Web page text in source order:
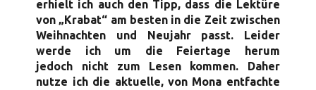
erhielt ich auch den Tipp, dass die Lektüre
von „Krabat“ am besten in die Zeit zwischen
Weihnachten und Neujahr passt. Leider
werde ich um die Feiertage herum
jedoch nicht zum Lesen kommen. Daher
nutze ich die aktuelle, von Mona entfachte